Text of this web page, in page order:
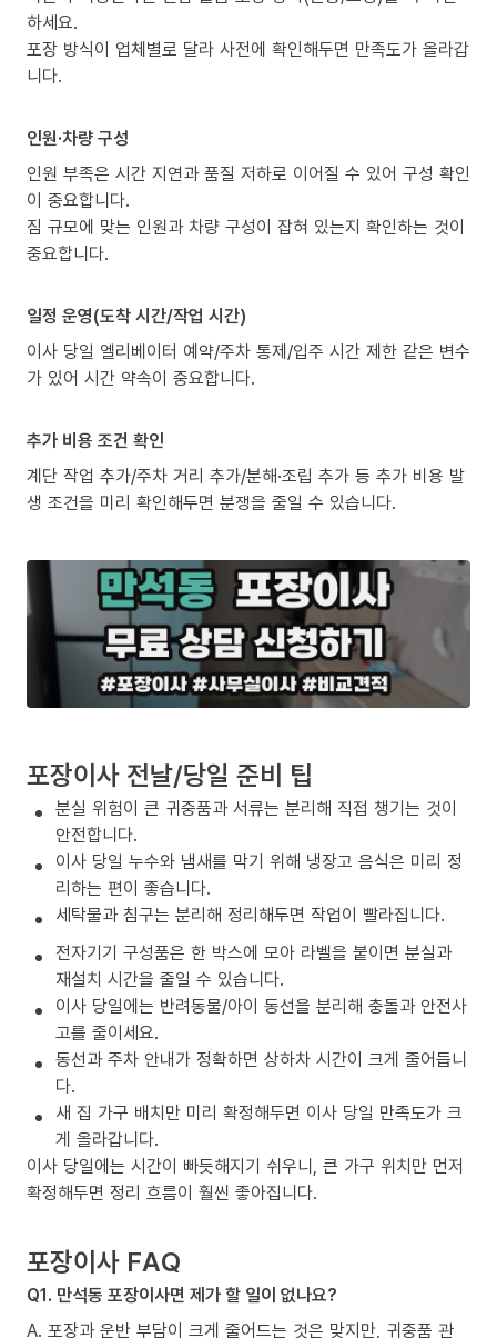
하세요.
포장 방식이 업체별로 달라 사전에 확인해두면 만족도가 올라갑
니다.
인원·차량 구성
인원 부족은 시간 지연과 품질 저하로 이어질 수 있어 구성 확인
이 중요합니다.
짐 규모에 맞는 인원과 차량 구성이 잡혀 있는지 확인하는 것이
중요합니다.
일정 운영(도착 시간/작업 시간)
이사 당일 엘리베이터 예약/주차 통제/입주 시간 제한 같은 변수
가 있어 시간 약속이 중요합니다.
추가 비용 조건 확인
계단 작업 추가/주차 거리 추가/분해·조립 추가 등 추가 비용 발
생 조건을 미리 확인해두면 분쟁을 줄일 수 있습니다.
포장이사 전날/당일 준비 팁
분실 위험이 큰 귀중품과 서류는 분리해 직접 챙기는 것이
안전합니다.
이사 당일 누수와 냄새를 막기 위해 냉장고 음식은 미리 정
리하는 편이 좋습니다.
세탁물과 침구는 분리해 정리해두면 작업이 빨라집니다.
전자기기 구성품은 한 박스에 모아 라벨을 붙이면 분실과
재설치 시간을 줄일 수 있습니다.
이사 당일에는 반려동물/아이 동선을 분리해 충돌과 안전사
고를 줄이세요.
동선과 주차 안내가 정확하면 상하차 시간이 크게 줄어듭니
다.
새 집 가구 배치만 미리 확정해두면 이사 당일 만족도가 크
게 올라갑니다.
이사 당일에는 시간이 빠듯해지기 쉬우니, 큰 가구 위치만 먼저
확정해두면 정리 흐름이 훨씬 좋아집니다.
포장이사 FAQ
Q1. 만석동 포장이사면 제가 할 일이 없나요?
A. 포장과 운반 부담이 크게 줄어드는 것은 맞지만, 귀중품 관